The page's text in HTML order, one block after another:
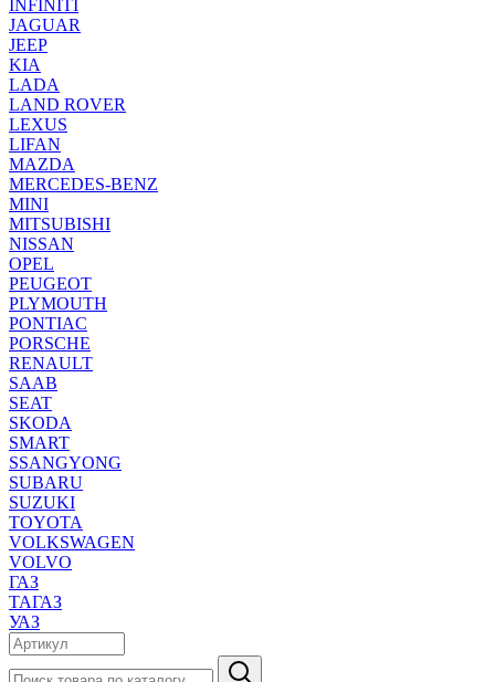
INFINITI
JAGUAR
JEEP
KIA
LADA
LAND ROVER
LEXUS
LIFAN
MAZDA
MERCEDES-BENZ
MINI
MITSUBISHI
NISSAN
OPEL
PEUGEOT
PLYMOUTH
PONTIAC
PORSCHE
RENAULT
SAAB
SEAT
SKODA
SMART
SSANGYONG
SUBARU
SUZUKI
TOYOTA
VOLKSWAGEN
VOLVO
ГАЗ
ТАГАЗ
УАЗ